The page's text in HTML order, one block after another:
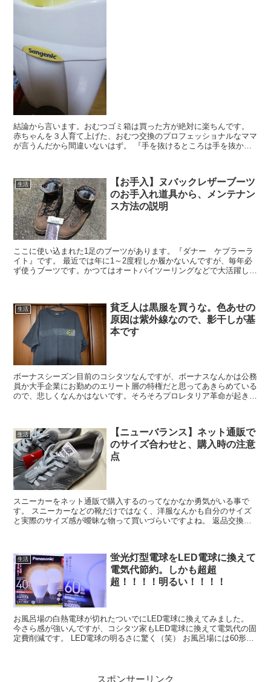
結論から言います。おむつゴミ箱は買った方が絶対に楽ちんです。
赤ちゃんを３人育て上げた、おむつ交換のプロフェッショナルなママ
が言うんだから間違いないはず。 『手を抜けるところは手を抜かな
生活
【お手入】ヌバックレザーブーツ
のお手入れ道具から、メンテナン
ス方法の説明
ここに使い込まれた1足のブーツがあります。『ダナー ケブラーラ
イト』です。 最近では年に1～2度程しか履かないんですが、毎年必
ず使うブーツです。かつてはオートバイツーリングなどで大活躍して
生活
貧乏人は黒服を買うな。色あせの
原因は紫外線なので、影干しが基
本です
ボーナスシーズン目前のコシタツなんですが、ボーナスなんかは公務
員か大手企業にお勤めのエリート層の特権だと思ってあきらめている
ので、悲しくなんかはないです。そろそろプロレタリア革命が起きる
生活
【ニューバランス】ネット通販で
のサイズ合わせと、購入時の注意
点
スニーカーをネット通販で購入するのってなかなか勇気がいる事で
す。 スニーカーなどの靴だけではなく、洋服なんかも自分のサイズ
と実際のサイズ感が曖昧な物って買いづらいですよね。 返品交換が
生活
蛍光灯型電球をLED電球に換えて
電気代節約。しかも超超
超！！！！明るい！！！！
お風呂場の白熱電球が切れたついでにLED電球に換えてみました。
今さら感が強いんですが、コシタツ家もLED電球に換えて電気代の固
定費削減です。 LED電球の明るさに驚く（笑） お風呂場には60形の
スポンサーリンク